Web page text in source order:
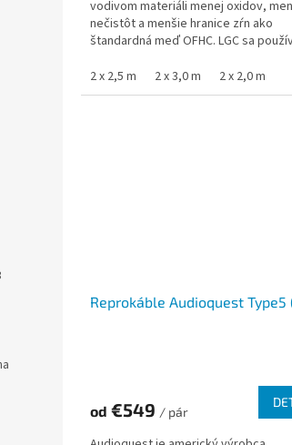
vodivom materiáli menej oxidov,
nečistôt a menšie hranice zŕn ako
štandardná meď OFHC. LGC sa
2 x 2,5 m
2 x 3,0 m 2 x 2,0 m
Reprokáble Audioquest Type5
od €549 / pár